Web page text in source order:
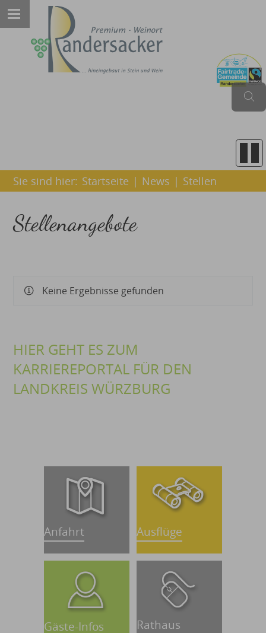
Sie sind hier: Startseite | News | Stellen
Stellenangebote
Keine Ergebnisse gefunden
HIER GEHT ES ZUM
KARRIEREPORTAL FÜR DEN
LANDKREIS WÜRZBURG
Anfahrt Ausflüge
Gäste-Infos Rathaus